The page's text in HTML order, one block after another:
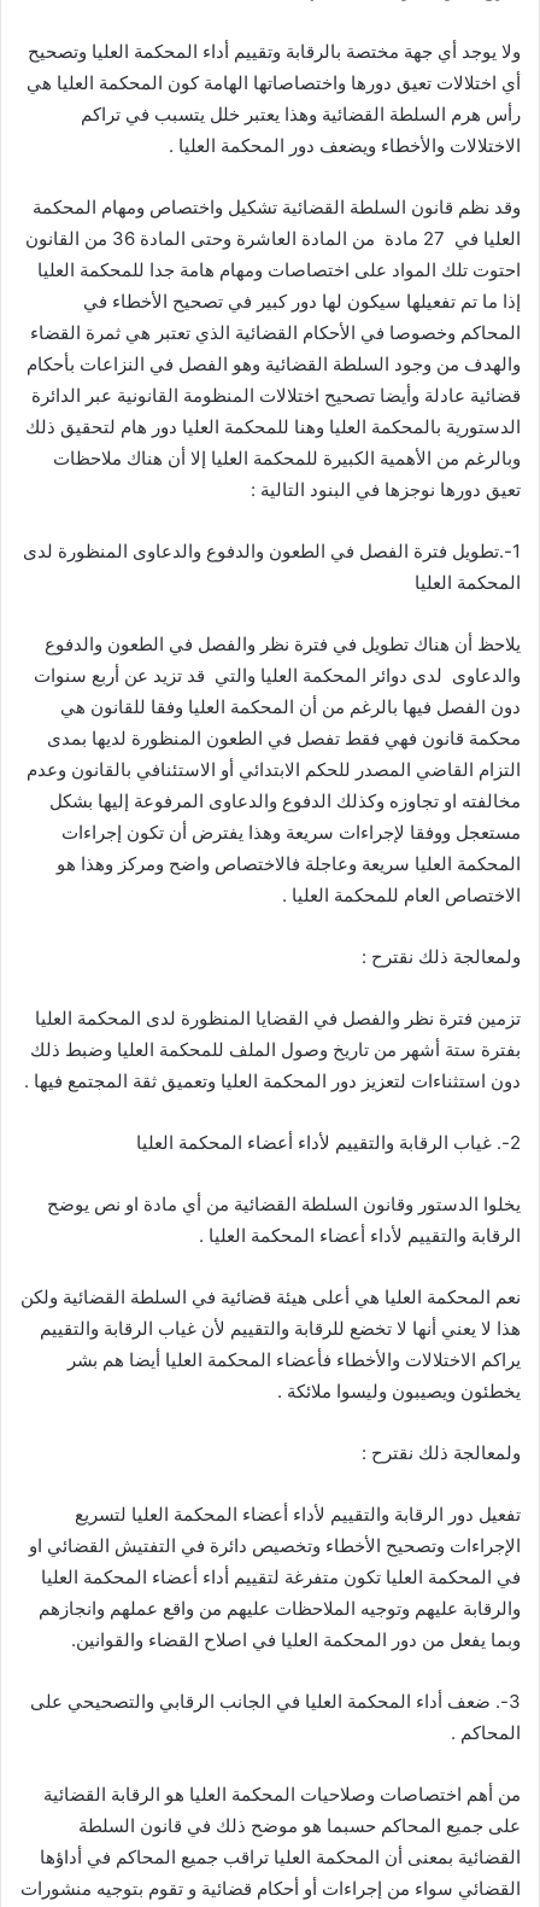
ولا يوجد أي جهة مختصة بالرقابة وتقييم أداء المحكمة العليا وتصحيح
أي اختلالات تعيق دورها واختصاصاتها الهامة كون المحكمة العليا هي
رأس هرم السلطة القضائية وهذا يعتبر خلل يتسبب في تراكم
الاختلالات والأخطاء ويضعف دور المحكمة العليا .
وقد نظم قانون السلطة القضائية تشكيل واختصاص ومهام المحكمة
العليا في 27 مادة من المادة العاشرة وحتى المادة 36 من القانون
احتوت تلك المواد على اختصاصات ومهام هامة جدا للمحكمة العليا
إذا ما تم تفعيلها سيكون لها دور كبير في تصحيح الأخطاء في
المحاكم وخصوصا في الأحكام القضائية الذي تعتبر هي ثمرة القضاء
والهدف من وجود السلطة القضائية وهو الفصل في النزاعات بأحكام
قضائية عادلة وأيضا تصحيح اختلالات المنظومة القانونية عبر الدائرة
الدستورية بالمحكمة العليا وهنا للمحكمة العليا دور هام لتحقيق ذلك
وبالرغم من الأهمية الكبيرة للمحكمة العليا إلا أن هناك ملاحظات
تعيق دورها نوجزها في البنود التالية :
1-.تطويل فترة الفصل في الطعون والدفوع والدعاوى المنظورة لدى
المحكمة العليا
يلاحظ أن هناك تطويل في فترة نظر والفصل في الطعون والدفوع
والدعاوى لدى دوائر المحكمة العليا والتي قد تزيد عن أربع سنوات
دون الفصل فيها بالرغم من أن المحكمة العليا وفقا للقانون هي
محكمة قانون فهي فقط تفصل في الطعون المنظورة لديها بمدى
التزام القاضي المصدر للحكم الابتدائي أو الاستئنافي بالقانون وعدم
مخالفته او تجاوزه وكذلك الدفوع والدعاوى المرفوعة إليها بشكل
مستعجل ووفقا لإجراءات سريعة وهذا يفترض أن تكون إجراءات
المحكمة العليا سريعة وعاجلة فالاختصاص واضح ومركز وهذا هو
الاختصاص العام للمحكمة العليا .
ولمعالجة ذلك نقترح :
تزمين فترة نظر والفصل في القضايا المنظورة لدى المحكمة العليا
بفترة ستة أشهر من تاريخ وصول الملف للمحكمة العليا وضبط ذلك
دون استثناءات لتعزيز دور المحكمة العليا وتعميق ثقة المجتمع فيها .
2-. غياب الرقابة والتقييم لأداء أعضاء المحكمة العليا
يخلوا الدستور وقانون السلطة القضائية من أي مادة او نص يوضح
الرقابة والتقييم لأداء أعضاء المحكمة العليا .
نعم المحكمة العليا هي أعلى هيئة قضائية في السلطة القضائية ولكن
هذا لا يعني أنها لا تخضع للرقابة والتقييم لأن غياب الرقابة والتقييم
يراكم الاختلالات والأخطاء فأعضاء المحكمة العليا أيضا هم بشر
يخطئون ويصيبون وليسوا ملائكة .
ولمعالجة ذلك نقترح :
تفعيل دور الرقابة والتقييم لأداء أعضاء المحكمة العليا لتسريع
الإجراءات وتصحيح الأخطاء وتخصيص دائرة في التفتيش القضائي او
في المحكمة العليا تكون متفرغة لتقييم أداء أعضاء المحكمة العليا
والرقابة عليهم وتوجيه الملاحظات عليهم من واقع عملهم وانجازهم
وبما يفعل من دور المحكمة العليا في اصلاح القضاء والقوانين.
3-. ضعف أداء المحكمة العليا في الجانب الرقابي والتصحيحي على
المحاكم .
من أهم اختصاصات وصلاحيات المحكمة العليا هو الرقابة القضائية
على جميع المحاكم حسبما هو موضح ذلك في قانون السلطة
القضائية بمعنى أن المحكمة العليا تراقب جميع المحاكم في أداؤها
القضائي سواء من إجراءات أو أحكام قضائية و تقوم بتوجيه منشورات